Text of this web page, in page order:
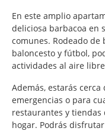
En este amplio
deliciosa barbacoa en
comunes. Rodeado de
baloncesto y fútbol,
actividades al aire
Además, estarás
emergencias o para
restaurantes y
hogar. Podrás